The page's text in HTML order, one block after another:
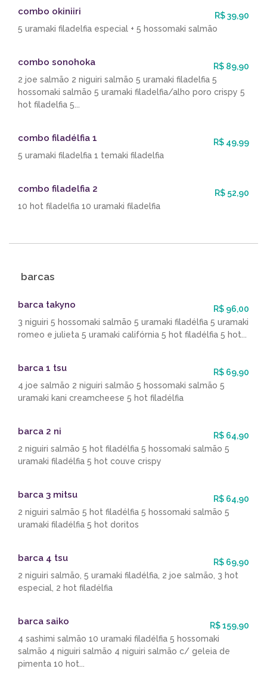
combo okiniiri
R$ 39,90
5 uramaki filadelfia especial + 5 hossomaki salmão
combo sonohoka
R$ 89,90
2 joe salmão 2 niguiri salmão 5 uramaki filadelfia 5
hossomaki salmão 5 uramaki filadelfia/alho poro crispy 5
hot filadelfia 5...
combo filadélfia 1
R$ 49,99
5 uramaki filadelfia 1 temaki filadelfia
combo filadelfia 2
R$ 52,90
10 hot filadelfia 10 uramaki filadelfia
barcas
barca takyno
R$ 96,00
3 niguiri 5 hossomaki salmão 5 uramaki filadélfia 5 uramaki
romeo e julieta 5 uramaki califórnia 5 hot filadélfia 5 hot...
barca 1 tsu
R$ 69,90
4 joe salmão 2 niguiri salmão 5 hossomaki salmão 5
uramaki kani creamcheese 5 hot filadélfia
barca 2 ni
R$ 64,90
2 niguiri salmão 5 hot filadélfia 5 hossomaki salmão 5
uramaki filadélfia 5 hot couve crispy
barca 3 mitsu
R$ 64,90
2 niguiri salmão 5 hot filadélfia 5 hossomaki salmão 5
uramaki filadélfia 5 hot doritos
barca 4 tsu
R$ 69,90
2 niguiri salmão, 5 uramaki filadélfia, 2 joe salmão, 3 hot
especial, 2 hot filadélfia
barca saiko
R$ 159,90
4 sashimi salmão 10 uramaki filadélfia 5 hossomaki
salmão 4 niguiri salmão 4 niguiri salmão c/ geleia de
pimenta 10 hot...